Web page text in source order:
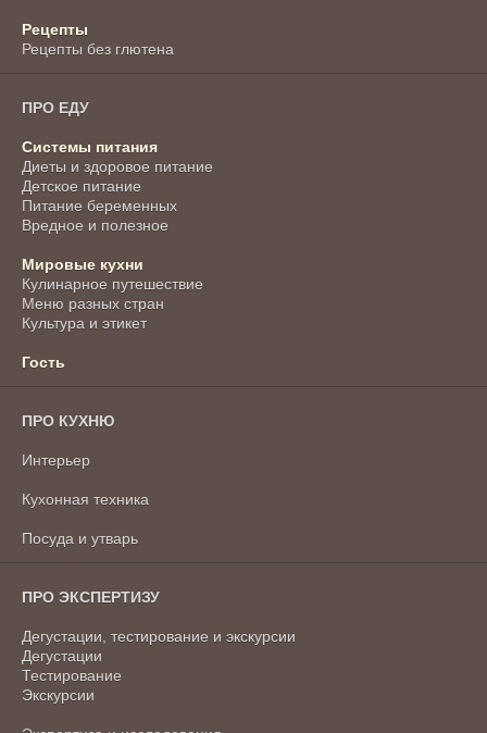
Рецепты
Рецепты без глютена
ПРО ЕДУ
Системы питания
Диеты и здоровое питание
Детское питание
Питание беременных
Вредное и полезное
Мировые кухни
Кулинарное путешествие
Меню разных стран
Культура и этикет
Гость
ПРО КУХНЮ
Интерьер
Кухонная техника
Посуда и утварь
ПРО ЭКСПЕРТИЗУ
Дегустации, тестирование и экскурсии
Дегустации
Тестирование
Экскурсии